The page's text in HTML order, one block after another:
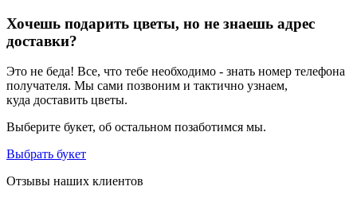
Хочешь подарить цветы, но не знаешь адрес
доставки?
Это не беда! Все, что тебе необходимо - знать номер телефона
получателя. Мы сами позвоним и тактично узнаем,
куда доставить цветы.
Выберите букет, об остальном позаботимся мы.
Выбрать букет
Отзывы наших клиентов